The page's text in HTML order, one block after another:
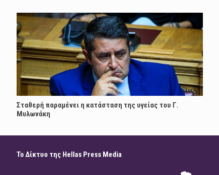
Σταθερή παραμένει η κατάσταση της υγείας του Γ.
Μυλωνάκη
Το Δίκτυο της Hellas Press Media